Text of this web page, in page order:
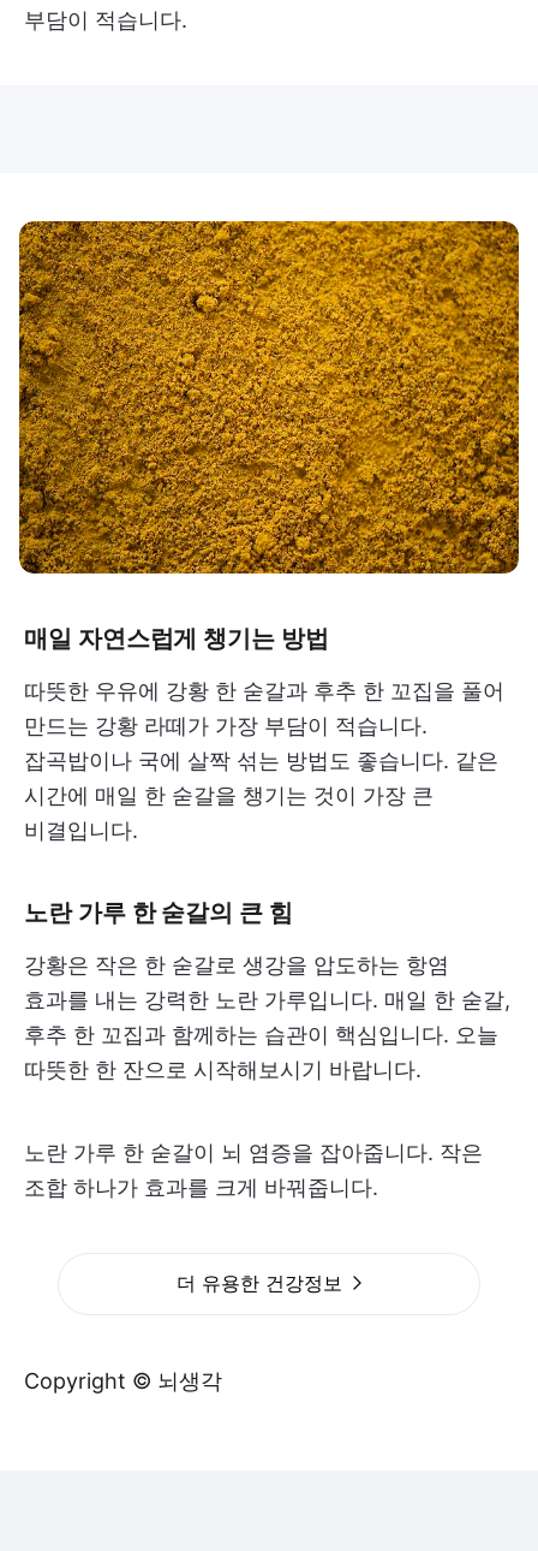
부담이 적습니다.
매일 자연스럽게 챙기는 방법
따뜻한 우유에 강황 한 숟갈과 후추 한 꼬집을 풀어
만드는 강황 라떼가 가장 부담이 적습니다.
잡곡밥이나 국에 살짝 섞는 방법도 좋습니다. 같은
시간에 매일 한 숟갈을 챙기는 것이 가장 큰
비결입니다.
노란 가루 한 숟갈의 큰 힘
강황은 작은 한 숟갈로 생강을 압도하는 항염
효과를 내는 강력한 노란 가루입니다. 매일 한 숟갈,
후추 한 꼬집과 함께하는 습관이 핵심입니다. 오늘
따뜻한 한 잔으로 시작해보시기 바랍니다.
노란 가루 한 숟갈이 뇌 염증을 잡아줍니다. 작은
조합 하나가 효과를 크게 바꿔줍니다.
더 유용한 건강정보
Copyright © 뇌생각